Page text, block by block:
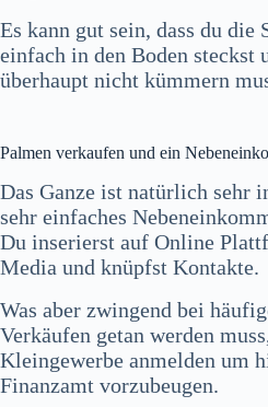
Es kann gut sein, dass du die
einfach in den Boden steckst
überhaupt nicht kümmern
Palmen verkaufen und ein
Das Ganze ist natürlich sehr
sehr einfaches
Du inserierst auf Online
Media und knüpfst Kontakte.
Was aber zwingend bei
Verkäufen getan werden
Kleingewerbe anmelden um
Finanzamt vorzubeugen.